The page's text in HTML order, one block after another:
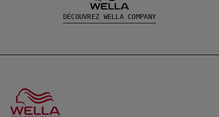
DÉCOUVREZ WELLA COMPANY